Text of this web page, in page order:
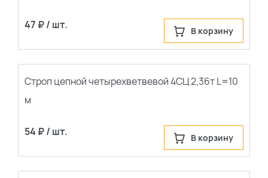
47 ₽ / шт. В корзину
Строп цепной четырехветвевой 4СЦ 2,36т L=10
м
54 ₽ / шт. В корзину